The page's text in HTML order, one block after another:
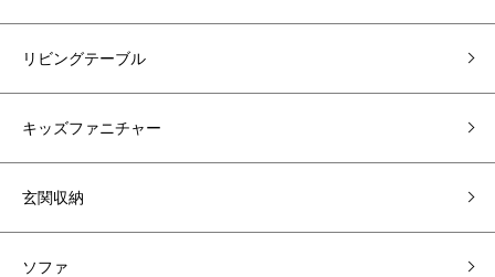
リビングテーブル
キッズファニチャー
玄関収納
ソファ